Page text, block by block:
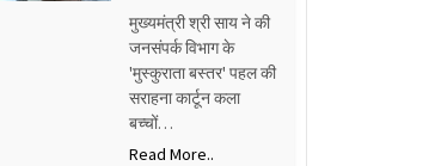
मुख्यमंत्री श्री साय ने की
जनसंपर्क विभाग के
'मुस्कुराता बस्तर' पहल की
सराहना कार्टून कला
बच्चों…
Read More..